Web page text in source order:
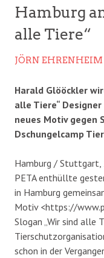
Hamburg
alle Tiere“
JÖRN EHRENHEIM
Harald Glööckler
alle Tiere“
neues Motiv gegen
Dschungelcamp
Hamburg / Stuttgart,
PETA enthüllte
in Hamburg
Motiv <https://
Slogan „Wir sind alle
schon in der